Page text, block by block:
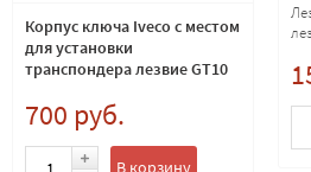
Корпус ключа Iveco с местом
для установки
транспондера лезвие GT10
700 руб.
В корзину